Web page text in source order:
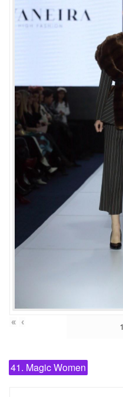
« ‹
41. Magic Women